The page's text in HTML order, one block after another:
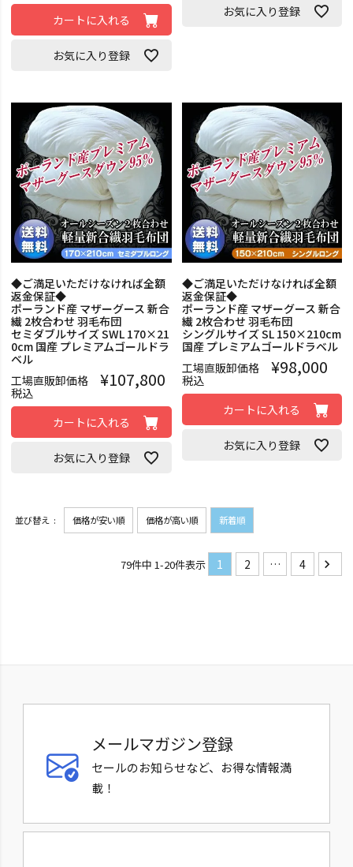
カートに入れる
お気に入り登録
お気に入り登録
◆ご満足いただけなければ全額
返金保証◆
ポーランド産 マザーグース 新合
繊 2枚合わせ 羽毛布団
セミダブルサイズ SWL 170×21
0cm 国産 プレミアムゴールドラ
ベル
工場直販卸価格
¥107,800
税込
カートに入れる
お気に入り登録
◆ご満足いただけなければ全額
返金保証◆
ポーランド産 マザーグース 新合
繊 2枚合わせ 羽毛布団
シングルサイズ SL 150×210cm
国産 プレミアムゴールドラベル
工場直販卸価格
¥98,000
税込
カートに入れる
お気に入り登録
並び替え 価格が安い順 価格が高い順 新着順
79件中 1-20件表示 1 2 … 4
メールマガジン登録
セールのお知らせなど、お得な情報満
載！